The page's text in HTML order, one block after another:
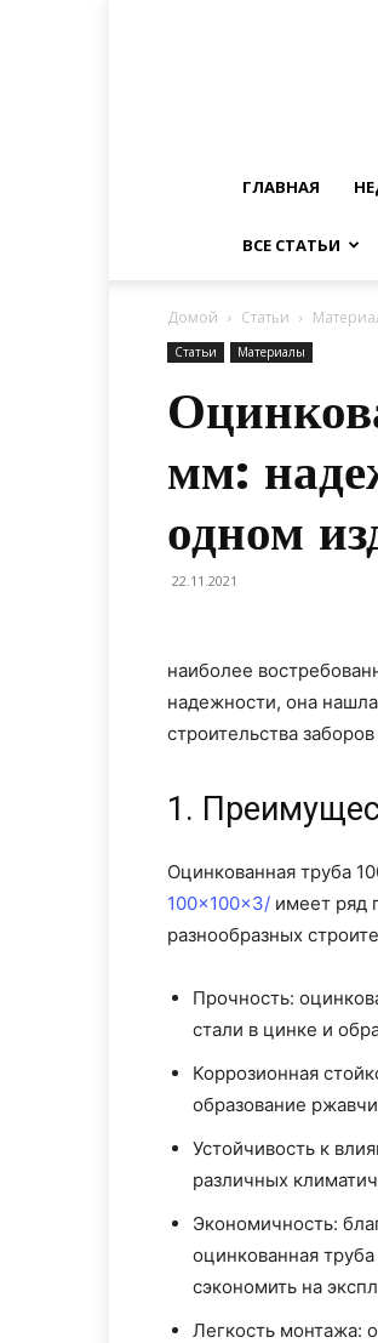
ГЛАВНАЯ
ВСЕ СТАТЬИ
Домой Статьи
Статьи Материалы
мм:
одном
22.11.2021
наиболее
надежности, она
строительства
1.
Оцинкованная труба
100x100x3/ имеет ряд
разнообразных
Прочность:
стали в цинке и
Коррозионная
образование
Устойчивость к
различных
Экономичность:
оцинкованная
сэкономить на
Легкость монтажа: